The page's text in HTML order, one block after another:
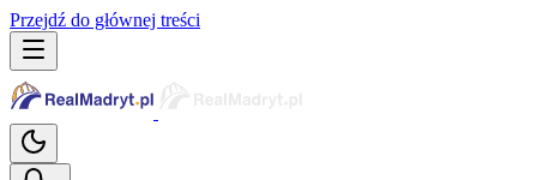
Przejdź do głównej treści